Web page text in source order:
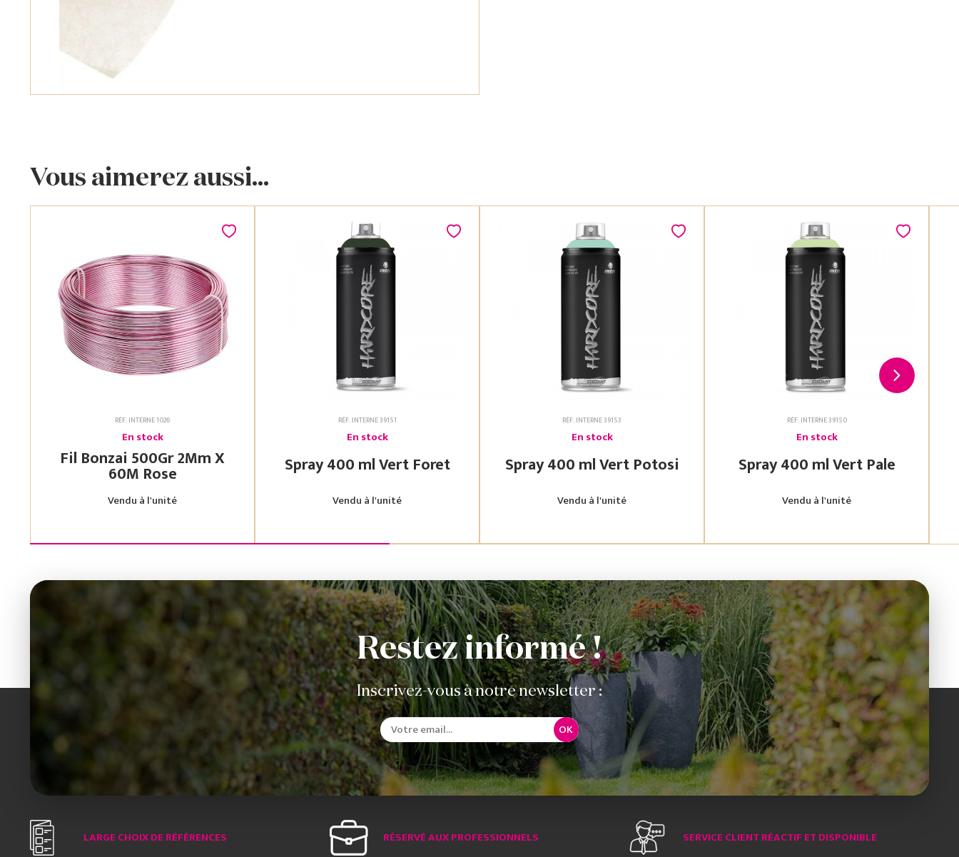
Vous aimerez aussi...
RÉF. INTERNE 1026
En stock
Fil Bonzai 500Gr 2Mm X
60M Rose
Vendu à l'unité
RÉF. INTERNE 39151
En stock
Spray 400 ml Vert Foret
Vendu à l'unité
RÉF. INTERNE 39153
En stock
Spray 400 ml Vert Potosi
Vendu à l'unité
RÉF. INTERNE 39150
En stock
Spray 400 ml Vert Pale
Vendu à l'unité
Restez informé !
Inscrivez-vous à notre newsletter :
OK
LARGE CHOIX DE RÉFÉRENCES RÉSERVÉ AUX PROFESSIONNELS SERVICE CLIENT RÉACTIF ET DISPONIBLE